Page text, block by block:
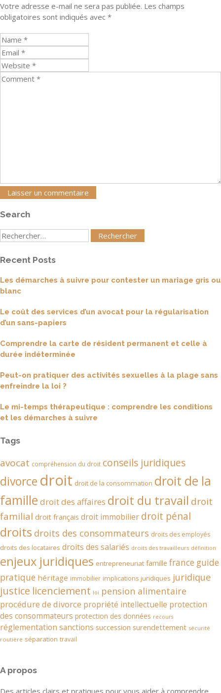
Votre adresse e-mail ne sera pas publiée. Les champs
obligatoires sont indiqués avec *
Search
Rechercher
Recent Posts
Les démarches à suivre pour contester un mariage gris ou
blanc
Le coût des services d’un avocat pour la régularisation
d’un sans-papiers
Comprendre la carte de résident permanent et celle à
durée indéterminée
Peut-on pratiquer des activités sexuelles à la plage sans
enfreindre la loi ?
Le mi-temps thérapeutique : comprendre les conditions
et les démarches à suivre
Tags
avocat compréhension du droit conseils juridiques
divorce droit droit de la consommation droit de la
famille droit des affaires droit du travail droit
familial droit français droit immobilier droit pénal
droits droits des consommateurs droits des employés
droits des locataires droits des salariés droits des travailleurs définition
enjeux juridiques entrepreneuriat famille france guide
pratique héritage immobilier implications juridiques juridique
justice licenciement loi pension alimentaire
procédure de divorce propriété intellectuelle protection
des consommateurs protection des données recours
réglementation sanctions succession surendettement sécurité
routière séparation travail
A propos
Des articles clairs et pratiques pour vous aider à comprendre